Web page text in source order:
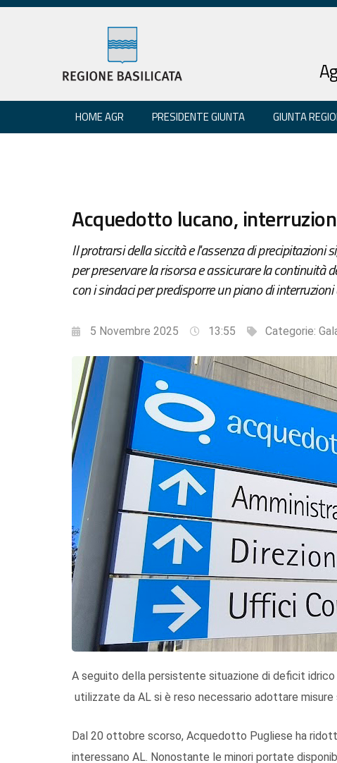
HOME AGR PRESIDENTE GIUNTA GIUNTA
Acquedotto lucano,
Il protrarsi della siccità e l'assenza di
per preservare la risorsa e assicurare la continuità
con i sindaci per predisporre un piano di interruzioni
5 Novembre 2025 13:55 Categorie:
A seguito della persistente situazione di deficit idrico
utilizzate da AL si è reso necessario adottare
Dal 20 ottobre scorso, Acquedotto Pugliese ha
interessano AL. Nonostante le minori portate